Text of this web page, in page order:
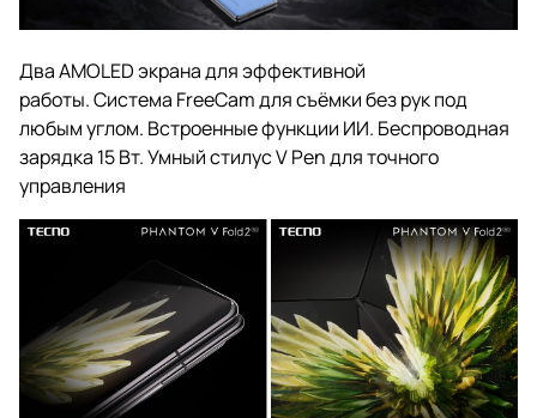
Два AMOLED экрана для эффективной
работы. Система FreeCam для съёмки без рук под
любым углом. Встроенные функции ИИ. Беспроводная
зарядка 15 Вт. Умный стилус V Pen для точного
управления